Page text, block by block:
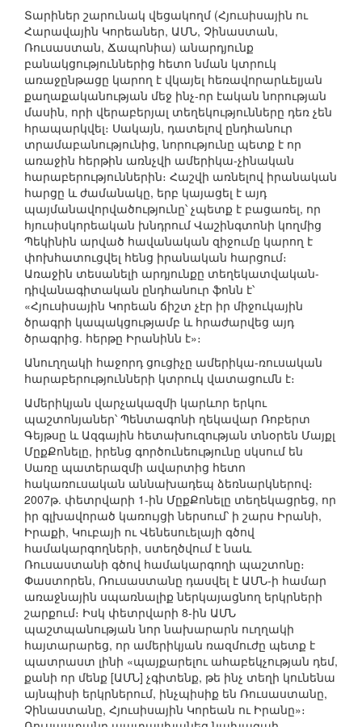
Տարիներ շարունակ վեցակողմ (Հյուսիսային ու
Հարավային Կորեաներ, ԱՄՆ, Չինաստան,
Ռուսաստան, Ճապոնիա) անարդյունք
բանակցություններից հետո նման կտրուկ
առաջընթացը կարող է վկայել հեռավորարևելյան
քաղաքականության մեջ ինչ-որ էական նորության
մասին, որի վերաբերյալ տեղեկությունները դեռ չեն
հրապարկվել։ Սակայն, դատելով ընդհանուր
տրամաբանությունից, նորությունը պետք է որ
առաջին հերթին առնչվի ամերիկա-չինական
հարաբերություններին։ Հաշվի առնելով իրանական
հարցը և ժամանակը, երբ կայացել է այդ
պայմանավորվածությունը՝ չպետք է բացառել, որ
հյուսիսկորեական խնդրում Վաշինգտոնի կողմից
Պեկինին արված հավանական զիջումը կարող է
փոխհատուցվել հենց իրանական հարցում։
Առաջին տեսանելի արդյունքը տեղեկատվական-
դիվանագիտական ընդհանուր ֆոնն է՝
«Հյուսիսային Կորեան ճիշտ չէր իր միջուկային
ծրագրի կապակցությամբ և հրաժարվեց այդ
ծրագրից. հերթը Իրանինն է»։
Անուղղակի հաջորդ ցուցիչը ամերիկա-ռուսական
հարաբերությունների կտրուկ վատացումն է։
Ամերիկյան վարչակազմի կարևոր երկու
պաշտոնյաներ՝ Պենտագոնի ղեկավար Ռոբերտ
Գեյթսը և Ազգային հետախուզության տնօրեն Մայքլ
ՄըքՔոնելը, իրենց գործունեությունը սկսում են
Սառը պատերազմի ավարտից հետո
հակառուսական աննախադեպ ձեռնարկներով։
2007թ. փետրվարի 1-ին ՄըքՔոնելը տեղեկացրեց, որ
իր գլխավորած կառույցի ներսում՝ ի շարս Իրանի,
Իրաքի, Կուբայի ու Վենեսուելայի գծով
համակարգողների, ստեղծվում է նաև
Ռուսաստանի գծով համակարգողի պաշտոնը։
Փաստորեն, Ռուսաստանը դասվել է ԱՄՆ-ի համար
առաջնային սպառնալիք ներկայացնող երկրների
շարքում։ Իսկ փետրվարի 8-ին ԱՄՆ
պաշտպանության նոր նախարարն ուղղակի
հայտարարեց, որ ամերիկյան ռազմուժը պետք է
պատրաստ լինի «պայքարելու ահաբեկչության դեմ,
քանի որ մենք [ԱՄՆ] չգիտենք, թե ինչ տեղի կունենա
այնպիսի երկրներում, ինչպիսիք են Ռուսաստանը,
Չինաստանը, Հյուսիսային Կորեան ու Իրանը»։